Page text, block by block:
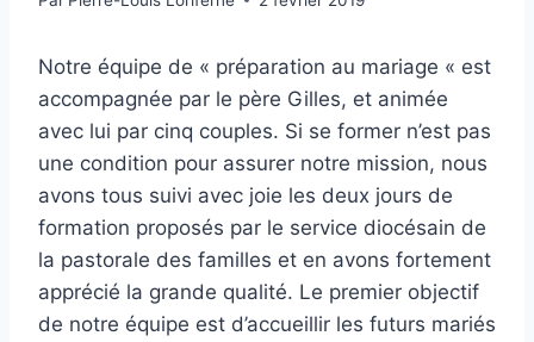
Notre équipe de « préparation au mariage « est
accompagnée par le père Gilles, et animée
avec lui par cinq couples. Si se former n’est pas
une condition pour assurer notre mission, nous
avons tous suivi avec joie les deux jours de
formation proposés par le service diocésain de
la pastorale des familles et en avons fortement
apprécié la grande qualité. Le premier objectif
de notre équipe est d’accueillir les futurs mariés